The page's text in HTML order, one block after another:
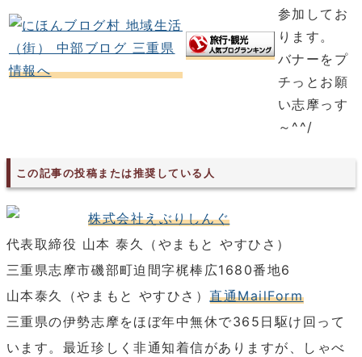
参加してお
ります。
バナーをプ
チっとお願
い志摩っす
～^^/
この記事の投稿または推奨している人
株式会社えぶりしんぐ
代表取締役 山本 泰久（やまもと やすひさ）
三重県志摩市磯部町迫間字梶棒広1680番地6
山本泰久（やまもと やすひさ）直通MailForm
三重県の伊勢志摩をほぼ年中無休で365日駆け回って
います。最近珍しく非通知着信がありますが、しゃべ